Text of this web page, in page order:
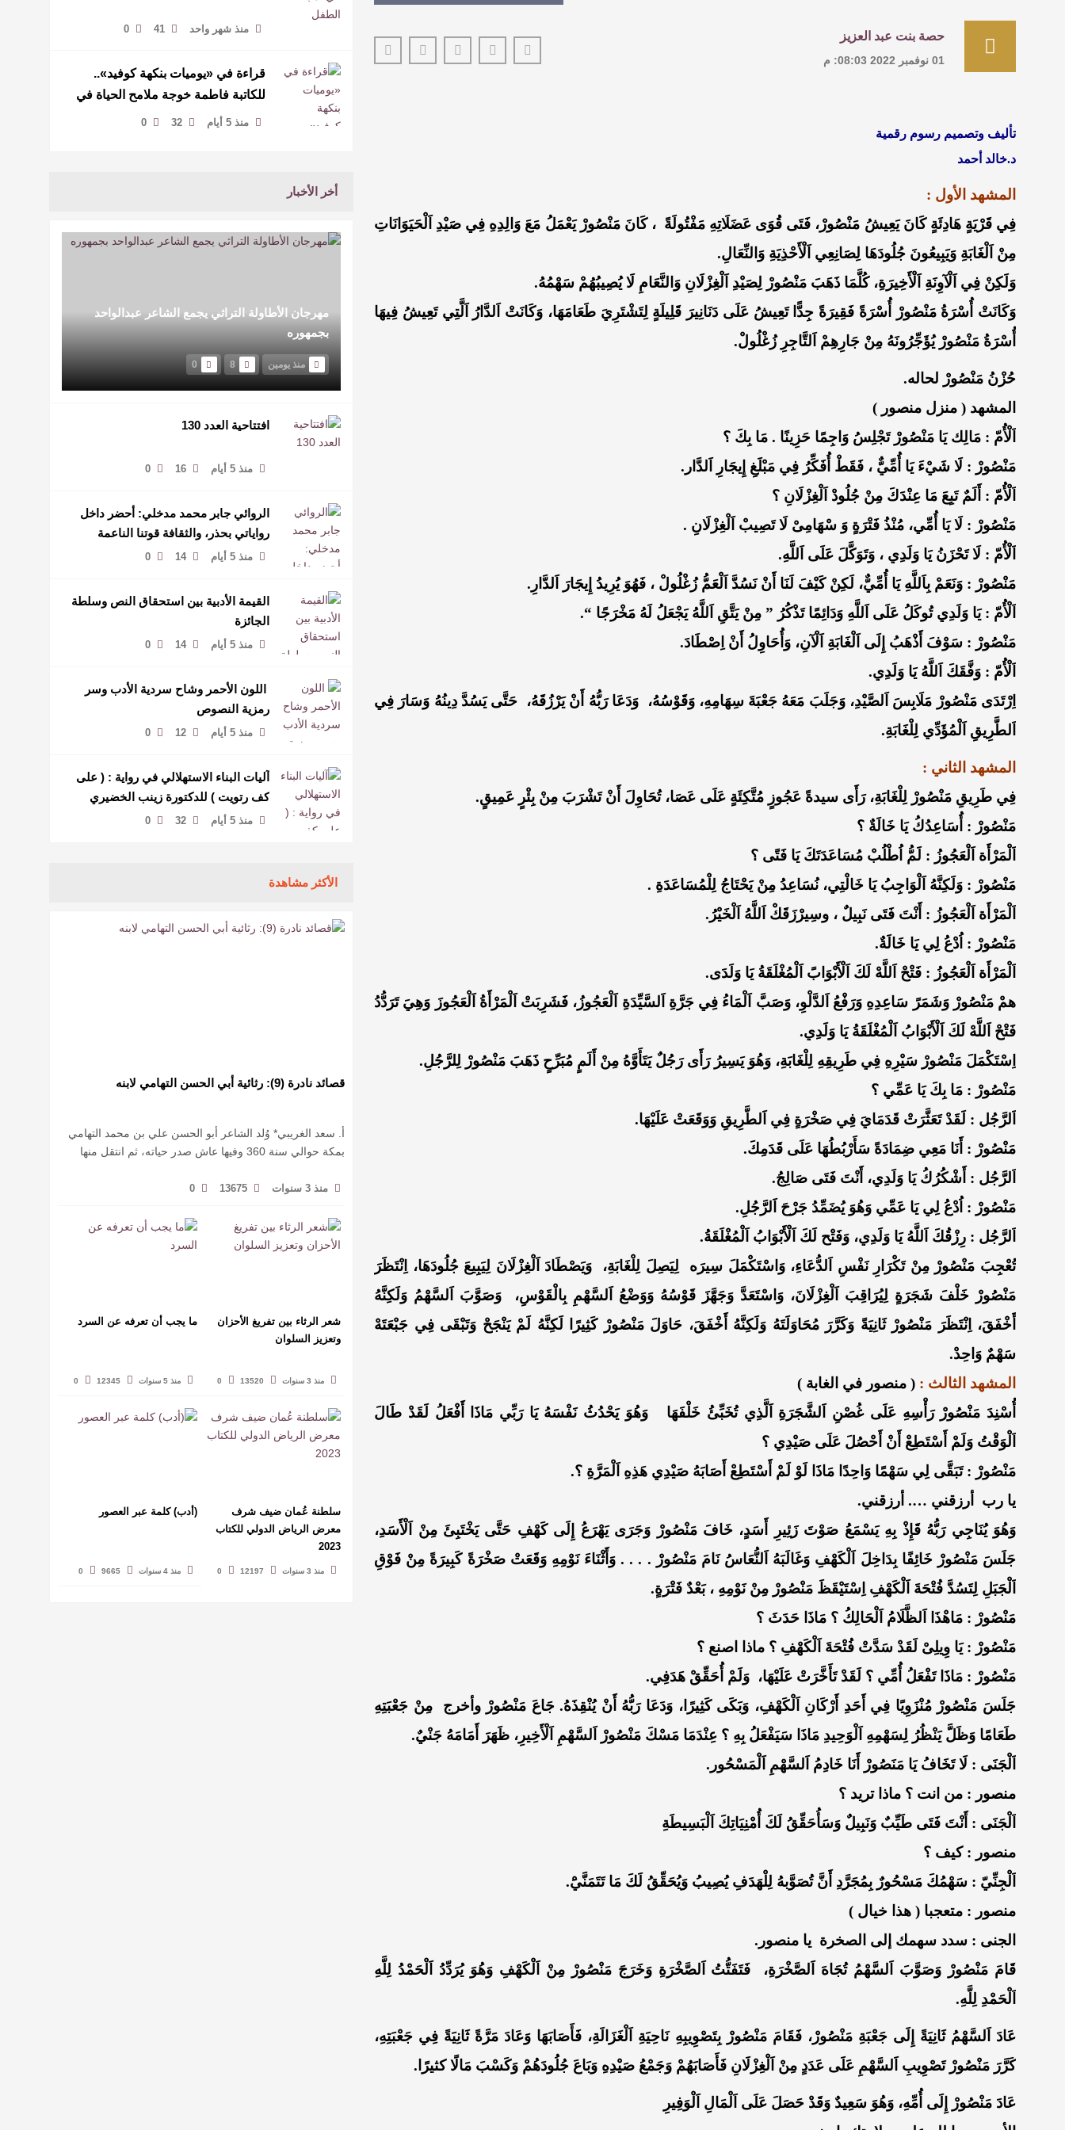
منذ شهر واحد 41
0
قراءة في «يوميات بنكهة كوفيد»..
للكاتبة فاطمة خوجة ملامح الحياة في
تفاصيل الهوية
منذ 5 أيام 32
0
أخر الأخبار
مهرجان الأطاولة التراثي يجمع الشاعر عبدالواحد
بجمهوره
منذ يومين 8
0
افتتاحية العدد 130
منذ 5 أيام 16
0
الروائي جابر محمد مدخلي: أحضر داخل
رواياتي بحذر، والثقافة قوتنا الناعمة
لمخاطبة العالم.
منذ 5 أيام 14
0
القيمة الأدبية بين استحقاق النص وسلطة
الجائزة
منذ 5 أيام 14
0
​ اللون الأحمر وشاح سردية الأدب وسر
رمزية النصوص
منذ 5 أيام 12
0
آليات البناء الاستهلالي في رواية : ( على
كف رتويت ) للدكتورة زينب الخضيري
منذ 5 أيام 32
0
الأكثر مشاهدة
قصائد نادرة (9): رثائية أبي الحسن التهامي لابنه
أ. سعد الغريبي* وُلد الشاعر أبو الحسن علي بن محمد التهامي
بمكة حوالي سنة 360 وفيها عاش صدر حياته، ثم انتقل منها
منذ 3 سنوات 13675
0
شعر الرثاء بين تفريغ الأحزان
وتعزيز السلوان
منذ 3 سنوات 13520
0
ما يجب أن تعرفه عن السرد
منذ 5 سنوات 12345
0
سلطنة عُمان ضيف شرف
معرض الرياض الدولي للكتاب
2023
منذ 3 سنوات 12197
0
(أدب) كلمة عبر العصور
منذ 4 سنوات 9665
0
حصة بنت عبد العزيز
01 نوفمبر 2022 08:03: م
تأليف وتصميم رسوم رقمية
د.خالد أحمد
المشهد الأول :
فِي قَرْيَةٍ هَادِئَةٍ كَانَ يَعِيشُ مَنْصُورْ، فَتَى قُوَى عَضَلَاتِهِ مَفْتُولَةً ، كَانَ مَنْصُورْ يَعْمَلُ مَعَ وَالِدِهِ فِي صَيْدِ اَلْحَيَوَانَاتِ
مِنْ اَلْغَابَةِ وَيَبِيعُونَ جُلُودَهَا لِصَانِعِي اَلْأَحْذِيَةِ وَالنِّعَالِ.
وَلَكِنْ فِي اَلْآوِنَةِ اَلْأَخِيرَةِ، كُلَّمَا ذَهَبَ مَنْصُورْ لِصَيْدِ اَلْغِزْلَانِ وَالنَّعَامِ لَا يُصِيبُهُمْ سَهْمُهُ.
وَكَانَتْ أُسْرَةُ مَنْصُورْ أُسْرَةً فَقِيرَةً جِدًّا تَعِيشُ عَلَى دَنَانِيرَ قَلِيلَةٍ لِتَشْتَرِيَ طَعَامَهَا، وَكَانَتْ اَلدَّارُ اَلَّتِي تَعِيشُ فِيهَا
أُسْرَةُ مَنْصُورْ يُؤَجِّرُونَهُ مِنْ جَارِهِمْ اَلتَّاجِرِ زُغْلُولْ.
حُزْنُ مَنْصُورْ لحاله.
المشهد ( منزل منصور )
اَلْأُمّ : مَالِك يَا مَنْصُورْ تَجْلِسُ وَاجِمًا حَزِينًا . مَا بِكَ ؟
مَنْصُورْ : لَا شَيْءَ يَا أُمِّيٌّ ، فَقَطْ أُفَكِّرُ فِي مَبْلَغِ إِيجَارِ اَلدَّار.
اَلْأُمّ : أَلَمٌ تَبِعَ مَا عِنْدَكَ مِنْ جُلُودْ اَلْغِزْلَانِ ؟
مَنْصُورْ : لَا يَا أُمِّي، مُنْذُ فَتْرَةٍ وَ سْهَامِىْ لَا تَصِيبْ اَلْغِزْلَانِ .
اَلْأُمّ : لَا تَحْزَنُ يَا وَلَدِي ، وَتَوَكَّلَ عَلَى اَللَّهِ.
مَنْصُورْ : وَنَعَمْ بِاَللَّهِ يَا أُمِّيٌّ، لَكِنْ كَيْفَ لَنَا أَنْ نَسُدَّ اَلْعَمُّ زُغْلُولْ ، فَهُوَ يُرِيدُ إِيجَارَ اَلدَّارِ.
اَلْأُمّ : يَا وَلَدِي تُوكَلُ عَلَى اَللَّهِ وَدَائِمًا تَذْكُرُ ” مِنْ يَتَّقِ اَللَّهُ يَجْعَلُ لَهُ مَخْرَجًا “.
مَنْصُورْ : سَوْفَ أَذْهَبُ إِلَى اَلْغَابَةِ اَلْآنِ، وَأُحَاوِلُ أَنْ اِصْطَادَ.
اَلْأُمّ : وَفَّقَكَ اَللَّهُ يَا وَلَدِي.
اِرْتَدَى مَنْصُورْ مَلَابِسَ اَلصَّيْدِ، وَجَلَبَ مَعَهُ جَعْبَةَ سِهَامِهِ، وَقَوْسُهُ، وَدَعَا رَبُّهُ أَنْ يَرْزُقَهُ، حَتَّى يَسُدَّ دِينُهُ وَسَارَ فِي
اَلطَّرِيقِ اَلْمُؤَدِّي لِلْغَابَةِ.
المشهد الثاني :
فِي طَرِيقِ مَنْصُورْ لِلْغَابَةِ، رَأَى سيدةً عَجُوزٍ مُتَّكِئَةٍ عَلَى عَصَا، تُحَاوِلَ أَنْ تَشْرَبَ مِنْ بِئْرٍ عَمِيقٍ.
مَنْصُورْ : أُسَاعِدُكُ يَا خَالَةٌ ؟
اَلْمَرْأَة اَلْعَجُوزُ : لَمُّ اُطْلُبْ مُسَاعَدَتَكَ يَا فَتًى ؟
مَنْصُورْ : وَلَكِنَّهُ اَلْوَاجِبُ يَا خَالْتِي، نُسَاعِدُ مِنْ يَحْتَاجُ لِلْمُسَاعَدَةِ .
اَلْمَرْأَة اَلْعَجُوزُ : أَنْتَ فَتَى نَبِيلٌ ، وسِيرْزَقَكْ اَللَّهُ اَلْخَيْرُ.
مَنْصُورْ : اُدْعُ لِي يَا خَالَةٌ.
اَلْمَرْأَة اَلْعَجُوزُ : فَتْحْ اَللَّهْ لَكَ اَلْأَبْوَابً اَلْمُغْلَقَةُ يَا وَلَدَى.
همْ مَنْصُورْ وَشَمَرً سَاعِدِهِ وَرَفْعُ اَلدَّلْوِ، وَصَبَّ اَلْمَاءُ فِي جَرَّةِ اَلسَّيِّدَةِ اَلْعَجُوزُ، فَشَرِبَتْ اَلْمَرْأَةُ اَلْعَجُوزَ وَهِيَ تَرَدُّدُ
فَتْحْ اَللَّهْ لَكَ اَلْأَبْوَابُ اَلْمُغْلَقَةُ يَا وَلَدِي.
اِسْتَكْمَلَ مَنْصُورْ سَيْرِهِ فِي طَرِيقِهِ لِلْغَابَةِ، وَهُوَ يَسِيرُ رَأَى رَجُلٌ يَتَأَوَّهُ مِنْ أَلَمٍ مُبَرِّحٍ ذَهَبَ مَنْصُورْ لِلرَّجُلِ.
مَنْصُورْ : مَا بِكَ يَا عَمِّي ؟
اَلرَّجُل : لَقَدْ تَعَثَّرَتْ قَدَمَايَ فِي صَخْرَةٍ فِي اَلطَّرِيقِ وَوَقَعَتْ عَلَيْهَا.
مَنْصُورْ : أَنَا مَعِي ضِمَادَةً سَأَرْبُطُهَا عَلَى قَدَمِكَ.
اَلرَّجُل : أَشْكُرُكُ يَا وَلَدِي، أَنْتَ فَتَى صَالِجُ.
مَنْصُورْ : اُدْعُ لِي يَا عَمِّي وَهُوَ يُضَمِّدُ جَرْحَ اَلرَّجُلِ.
اَلرَّجُل : رِزْقُكَ اَللَّهُ يَا وَلَدِي، وَفَتْح لَكَ اَلْأَبْوَابُ اَلْمُغْلَقَةُ.
تُعْجِبَ مَنْصُورْ مِنْ تَكْرَارِ نَفْسِ اَلدُّعَاءِ، وَاسْتَكْمَلَ سِيرَه لِيَصِلَ لِلْغَابَةِ، وَيَصْطَادَ اَلْغِزْلَانَ لِيَبِيعَ جُلُودَهَا، اِنْتَظَرَ
مَنْصُورْ خَلْفَ شَجَرَةٍ لِيُرَاقِبَ اَلْغِزْلَانَ، وَاسْتَعَدَّ وَجَهَّزَ قَوْسُهُ وَوَضْعُ اَلسَّهْمِ بِالْقَوْسِ،
وَصَوَّبَ اَلسَّهْمُ وَلَكِنَّهُ
أَخْفَقَ، اِنْتَظَرَ مَنْصُورْ ثَانِيَةً وَكَرَّرَ مُحَاوَلَتَهُ وَلَكِنَّهُ أَخْفَقَ، حَاوَلَ مَنْصُورْ كَثِيرًا لَكِنَّهُ لَمْ يَنْجَحْ وَتَبْقَى فِي جَبْعَتَهْ
سَهْمٌ وَاحِدْ.
المشهد الثالث : ( منصور في الغابة )
أُسْنِدَ مَنْصُورْ رَأْسِهِ عَلَى غُصْنِ اَلشَّجَرَةِ اَلَّذِي تُخَبِّئُ خَلْفَهَا وَهُوَ يَحْدُثُ نَفْسَهُ يَا رَبِّي مَاذَا أَفْعَلُ لَقَدْ طَالَ
اَلْوَقْتُ وَلَمْ أَسْتَطِعْ أَنْ أَحْصُلَ عَلَى صَيْدِي ؟
مَنْصُورْ : تَبَقَّى لِي سَهْمًا وَاحِدًا مَاذَا لَوْ لَمْ أَسْتَطِعْ أَصَابَهُ صَيْدِي هَذِهِ اَلْمَرَّةِ ؟.
يا رب أرزقني …. أرزقني.
وَهُوَ يُنَاجِي رَبُّهُ قَإِذْ بِهِ يَسْمَعُ صَوْتَ زَئِيرِ أَسَدٍ، خَافَ مَنْصُورْ وَجَرَى يَهْرَعُ إِلَى كَهْفِ حَتَّى يَخْتَبِئَ مِنْ اَلْأَسَدِ،
جَلَسَ مَنْصُورْ خَائِفًا بِدَاخِلَ اَلْكَهْفِ وَغَالَبَهُ اَلنُّعَاسُ نَامَ مَنْصُورْ . . . . وَأَثْنَاءَ نَوْمِهِ وَقَعَتْ صَخْرَةً كَبِيرَةً مِنْ فَوْقِ
اَلْجَبَلِ لِتَسُدَّ فُتْحَةَ اَلْكَهْفِ اِسْتَيْقَظَ مَنْصُورْ مِنْ نَوْمِهِ ، بَعْدٌ فَتْرَةٍ.
مَنْصُورْ : مَاهْذَا اَلظَّلَامُ اَلْحَالِكُ ؟ مَاذَا حَدَثَ ؟
مَنْصُورْ : يَا وِيلِىْ لَقَدْ سَدَّتْ فُتْحَةَ اَلْكَهْفِ ؟ ماذا اصنع ؟
مَنْصُورْ : مَاذَا تَفْعَلُ أُمِّي ؟ لَقَدْ تَأَخَّرَتْ عَلَيْهَا، وَلَمْ أُحَقِّقْ هَدَفِي.
جَلَسَ مَنْصُورْ مُنْزَوِيًا فِي أَحَدِ أَرْكَانِ اَلْكَهْفِ، وَبَكَى كَثِيرًا، وَدَعَا رَبُّهُ أَنْ يُنْقِذَهُ. جَاعَ مَنْصُورْ وأخرج مِنْ جَعْبَتِهِ
طَعَامًا وَظَلَّ يَنْظُرُ لِسَهْمِهِ اَلْوَحِيدِ مَاذَا سَيَفْعَلُ بِهِ ؟ عِنْدَمَا مَسْكَ مَنْصُورْ اَلسَّهْمِ اَلْأَخِيرِ، ظَهَرَ أَمَامَهُ جَنْيٌ.
اَلْجَنَى : لَا تَخَافُ يَا مَنَصُورْ أَنَا خَادِمُ اَلسَّهْمِ اَلْمَسْحُور.
منصور : من انت ؟ ماذا تريد ؟
اَلْجَنَى : أَنْتَ فَتَى طَيِّبٌ وَنَبِيلٌ وَسَأُحَقِّقُ لَكَ أُمْنِيَاتِكَ اَلْبَسِيطَةِ
منصور : كيف ؟
اَلْجِنِّيّ : سَهْمُكَ مَسْحُورٌ بِمُجَرَّدِ أَنَّ تُصَوَّبهُ لِلْهَدَفِ يُصِيبُ وَيُحَقِّقُ لَكَ مَا تَتَمَنَّيَْ.
منصور : متعجبا ( هذا خيال )
الجنى : سدد سهمك إلى الصخرة يا منصور.
قَامَ مَنْصُورْ وَصَوَّبَ اَلسَّهْمُ تُجَاهَ اَلصَّخْرَةِ، فَتَفَتُّتُ اَلصَّخْرَةِ وَخَرَجَ مَنْصُورْ مِنْ اَلْكَهْفِ وَهُوَ يُرَدِّدُ اَلْحَمْدُ لِلَّهِ
اَلْحَمْدِ لِلَّهِ.
عَادَ اَلسَّهْمُ ثَانِيَةً إِلَى جَعْبَةِ مَنْصُورْ، فَقَامَ مَنْصُورْ بِتَصْوِيبِهِ نَاحِيَةِ اَلْغَزَالَةِ، فَأَصَابَهَا وَعَادَ مَرَّةً ثَانِيَةً فِي جَعْبَتِهِ،
كَرَّرَ مَنْصُورْ تَصْوِيبِ اَلسَّهْمِ عَلَى عَدَدٍ مِنْ اَلْغِزْلَانِ فَأَصَابَهُمْ وَجَمْعُ صَيْدِهِ وَبَاعَ جُلُودَهُمْ وَكَسْبَ مَالًا كثيرًا.
عَادَ مَنْصُورْ إِلَى أُمِّهِ، وَهُوَ سَعِيدٌ وَقَدْ حَصَلَ عَلَى اَلْمَالِ اَلْوَفِيرِ